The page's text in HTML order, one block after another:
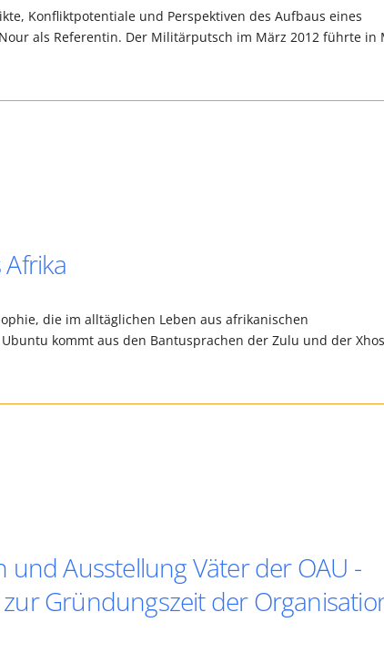
Konfliktpotentiale und Perspektiven des Aufbaus eines
als Referentin. Der Militärputsch im März 2012 führte in
die im alltäglichen Leben aus afrikanischen
kommt aus den Bantusprachen der Zulu und der
und Ausstellung Väter der OAU -
Gründungszeit der